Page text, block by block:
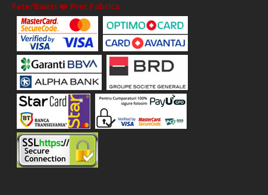
Fete/Baieti ❤️ Pret Fabrica